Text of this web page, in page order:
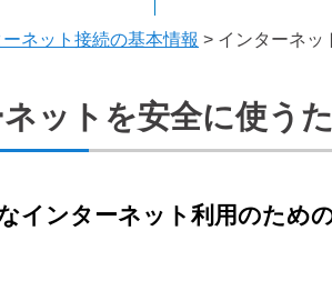
ネット接続の基本情報 > インターネッ
ットを安全に使う
インターネット利用のため